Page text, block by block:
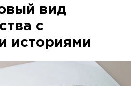
вид
с
историями